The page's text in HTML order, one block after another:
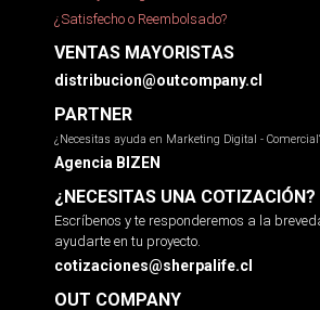
¿Satisfecho o Reembolsado?
VENTAS MAYORISTAS
distribucion@outcompany.cl
PARTNER
¿Necesitas ayuda en Marketing Digital -
Agencia BIZEN
¿NECESITAS UNA COTIZACIÓN?
Escríbenos y te responderemos a la
ayudarte en tu proyecto.
cotizaciones@sherpalife.cl
OUT COMPANY